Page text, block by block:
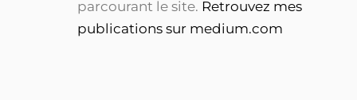
parcourant le site. Retrouvez mes
publications sur medium.com